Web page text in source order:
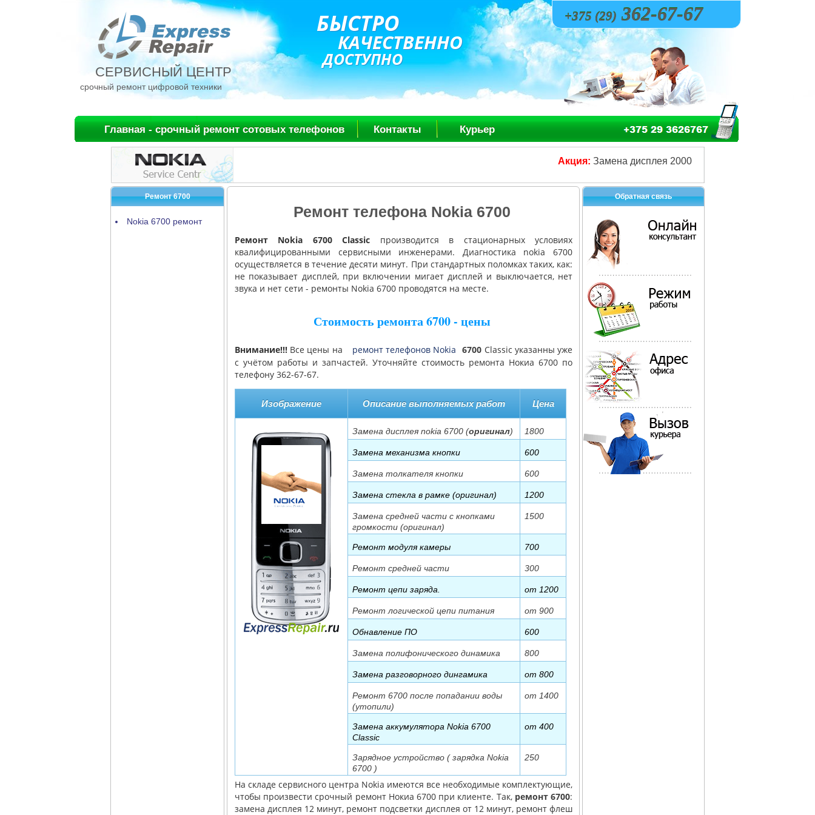
СЕРВИСНЫЙ ЦЕНТР
срочный ремонт цифровой техники
БЫСТРО
КАЧЕСТВЕННО
ДОСТУПНО
+375 (29) 362-67-67
Главная - срочный ремонт сотовых телефонов Контакты Курьер
Акция:Замена дисплея 2000 руб, замена кнопок - 600
Ремонт 6700
Nokia 6700 ремонт
Ремонт телефона Nokia 6700
Ремонт Nokia 6700 Classic производится в стационарных условиях
квалифицированными сервисными инженерами. Диагностика nokia 6700
осуществляется в течение десяти минут. При стандартных поломках таких, как:
не показывает дисплей, при включении мигает дисплей и выключается, нет
звука и нет сети - ремонты Nokia 6700 проводятся на месте.
Стоимость ремонта 6700 - цены
Внимание!!! Все цены на ремонт телефонов Nokia 6700 Classic указанны уже
с учётом работы и запчастей. Уточняйте стоимость ремонта Нокиа 6700 по
телефону 362-67-67.
Изображение Описание выполняемых работ Цена
Замена дисплея nokia 6700 (оригинал) 1800
Замена механизма кнопки 600
Замена толкателя кнопки 600
Замена стекла в рамке (оригинал) 1200
Замена средней части с кнопками
громкости (оригинал)
1500
Ремонт модуля камеры 700
Ремонт средней части 300
Ремонт цепи заряда. от 1200
Ремонт логической цепи питания от 900
Обнавление ПО 600
Замена полифонического динамика 800
Замена разговорного дингамика от 800
Ремонт 6700 после попадании воды
(утопили)
от 1400
Замена аккумулятора Nokia 6700
Classic
от 400
Зарядное устройство ( зарядка Nokia
6700 )
250
На складе сервисного центра Nokia имеются все необходимые комплектующие,
чтобы произвести срочный ремонт Нокиа 6700 при клиенте. Так, ремонт 6700:
замена дисплея 12 минут, ремонт подсветки дисплея от 12 минут, ремонт флеш
Обратная связь